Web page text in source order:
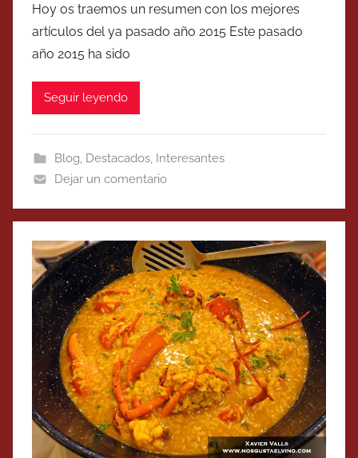
Hoy os traemos un resumen con los mejores
artículos del ya pasado año 2015 Este pasado
año 2015 ha sido
Seguir leyendo
Blog, Destacados, Interesantes
Dejar un comentario